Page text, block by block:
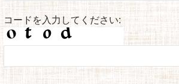
コードを入力してください: